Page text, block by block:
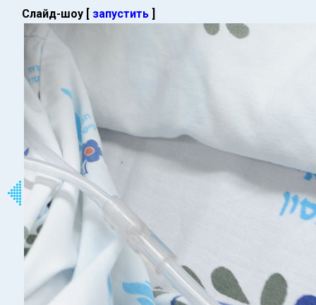
Слайд-шоу [ запустить ]